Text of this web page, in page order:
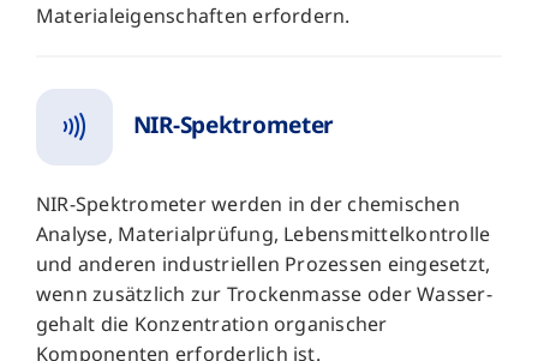
Materialeigenschaften erfordern.
NIR-Spektrometer
NIR-Spektrometer werden in der chemischen
Analyse, Material­prüfung, Lebensmittel­kontrolle
und anderen industriellen Prozessen eingesetzt,
wenn zusätzlich zur Trocken­masse oder Wasser­
gehalt die Konzentration organischer
Komponenten erforderlich ist.